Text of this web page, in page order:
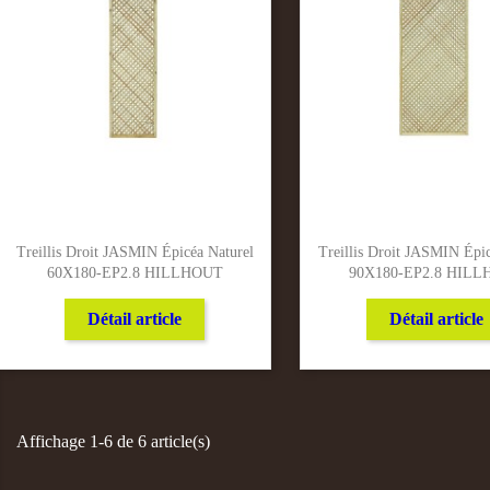
Treillis Droit JASMIN Épicéa Naturel
60X180-EP2.8 HILLHOUT
Détail article
Treillis Droit JASMIN
90X180-EP2.8
Détail article
Affichage 1-6 de 6 article(s)